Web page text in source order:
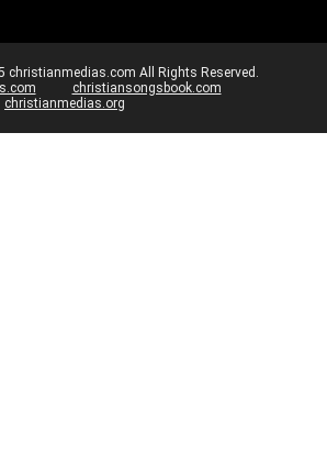
christianmedias.com All Rights Reserved.
christiansongsbook.com
christianmedias.org